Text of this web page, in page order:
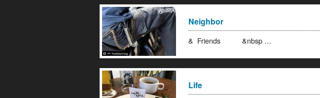
Neighbor
& Friends &nbsp …
Life